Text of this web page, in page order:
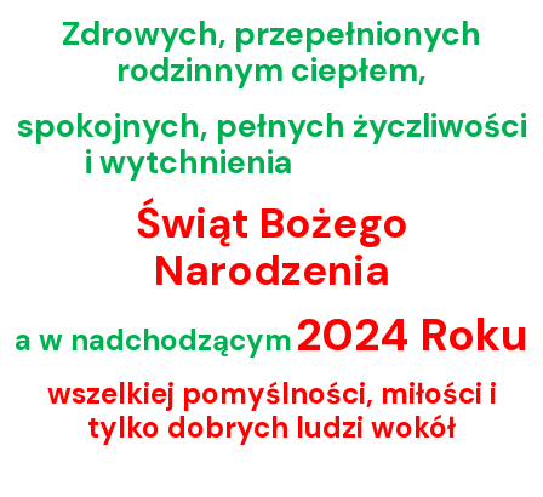
Zdrowych, przepełnionych
rodzinnym ciepłem,
spokojnych, pełnych życzliwości
i wytchnienia
Świąt Bożego
Narodzenia
a w nadchodzącym2024 Roku
wszelkiej pomyślności, miłości i
tylko dobrych ludzi wokół